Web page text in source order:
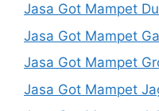
Jasa Got Mampet
Jasa Got Mampet
Jasa Got Mampet
Jasa Got Mampet